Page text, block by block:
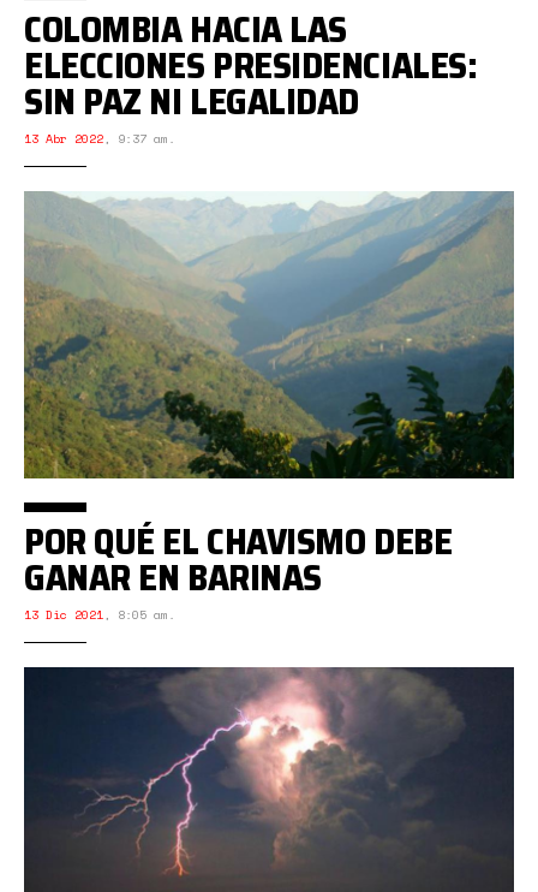
COLOMBIA HACIA LAS
ELECCIONES PRESIDENCIALES:
SIN PAZ NI LEGALIDAD
13 Abr 2022, 9:37 am.
POR QUÉ EL CHAVISMO DEBE
GANAR EN BARINAS
13 Dic 2021, 8:05 am.